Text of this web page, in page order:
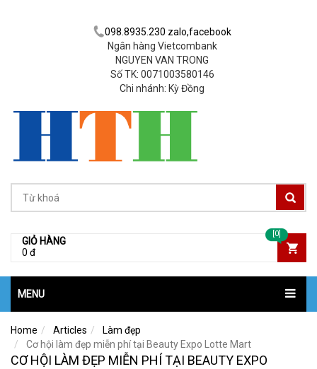
098.8935.230 zalo,facebook
Ngân hàng Vietcombank
NGUYEN VAN TRONG
Số TK: 0071003580146
Chi nhánh: Kỳ Đồng
GIỎ HÀNG
0 đ
[0]
MENU
Home Articles
Làm đẹp
Cơ hội làm đẹp miễn phí tại Beauty Expo Lotte Mart
CƠ HỘI LÀM ĐẸP MIỄN PHÍ TẠI BEAUTY EXPO